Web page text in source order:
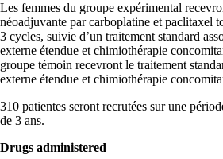
Les femmes du groupe expérimental
néoadjuvante par carboplatine et paclitaxel
3 cycles, suivie d’un traitement standard
externe étendue et chimiothérapie
groupe témoin recevront le traitement
externe étendue et chimiothérapie
310 patientes seront recrutées sur une
de 3 ans.
Drugs administered